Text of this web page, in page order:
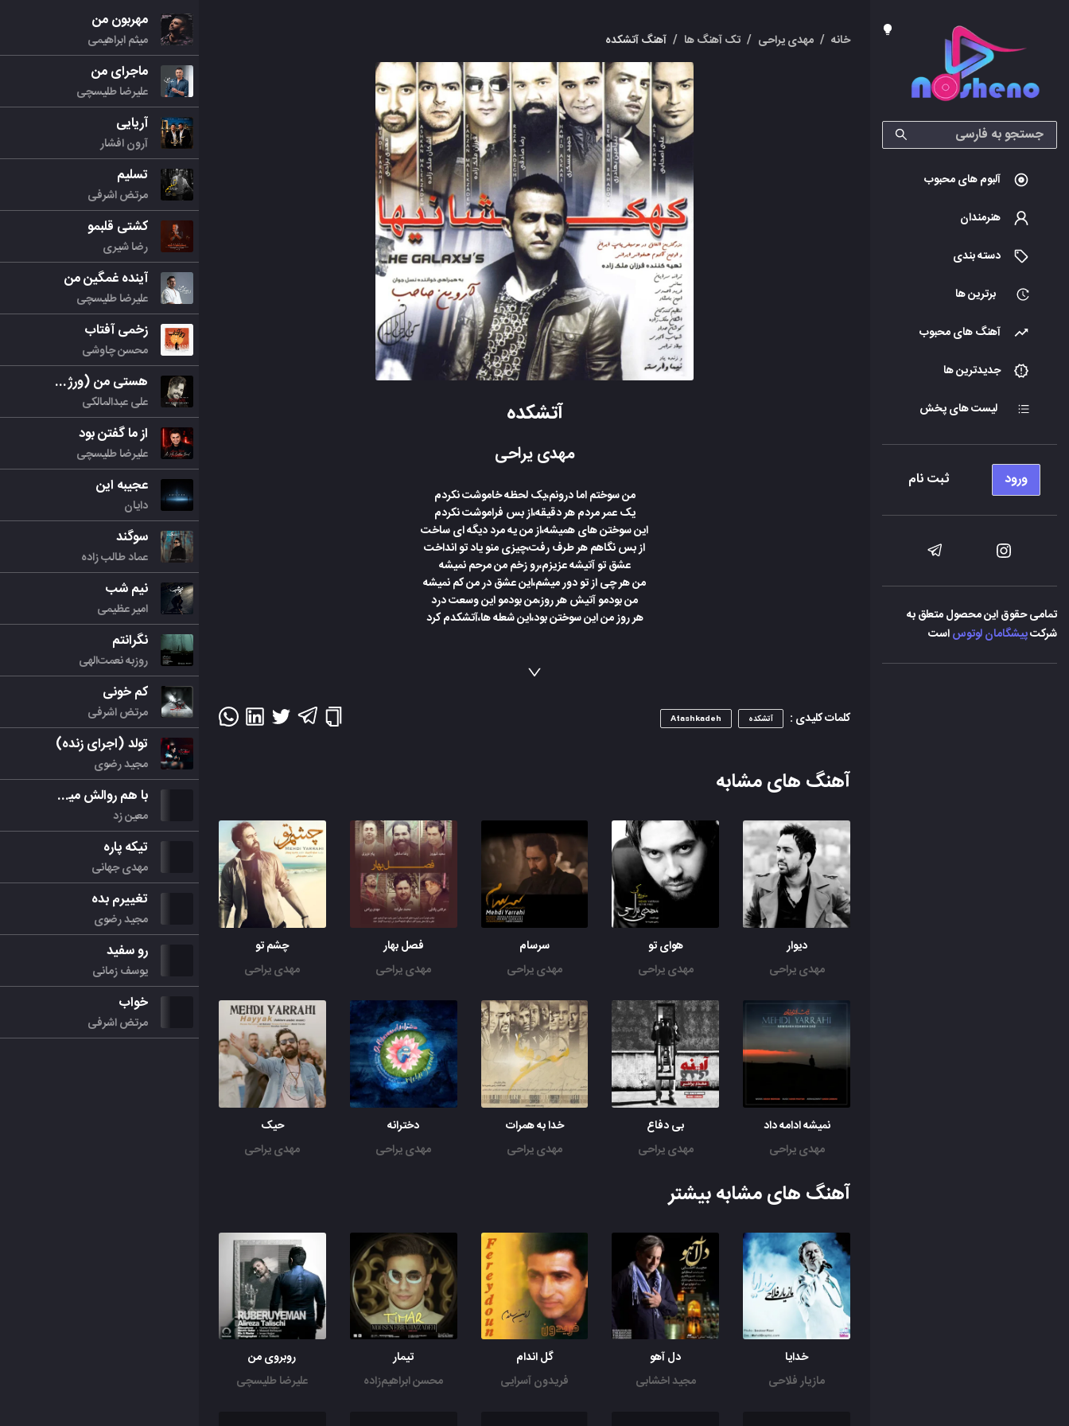
آلبوم های محبوب
هنرمندان
دسته بندی
برترین ها
آهنگ های محبوب
جدیدترین ها
لیست های پخش
ورود ثبت نام
تمامی حقوق این محصول متعلق به
شرکتپیشگامان لوتوساست
خانه / مهدی یراحی / تک آهنگ ها / آهنگ آتشکده
آتشکده
مهدی یراحی
من سوختم اما درونم،یک لحظه خاموشت نکردم
یک عمر مردم هر دقیقه،از بس فراموشت نکردم
این سوختن های همیشه،از من یه مرد دیگه ای ساخت
از بس نگاهم هر طرف رفت،چیزی منو یاد تو انداخت
عشق تو آتیشه عزیزم،رو زخم من مرحم نمیشه
من هر چی از تو دور میشم،این عشق در من کم نمیشه
من بودمو آتیش هر روز،من بودمو این وسعت درد
هر روز من این سوختن بود،این شعله ها،آتشکدم کرد
کلمات کلیدی : آتشکده Atashkadeh
آهنگ های مشابه
دیوار
مهدی یراحی
هوای تو
مهدی یراحی
سرسام
مهدی یراحی
فصل بهار
مهدی یراحی
چشم تو
مهدی یراحی
نمیشه ادامه داد
مهدی یراحی
بی دفاع
مهدی یراحی
خدا به همرات
مهدی یراحی
دخترانه
مهدی یراحی
حیک
مهدی یراحی
آهنگ های مشابه بیشتر
خدایا
مازیار فلاحی
دل آهو
مجید اخشابی
گل اندام
فریدون آسرایی
تیمار
محسن ابراهیم‌زاده
روبروی من
علیرضا طلیسچی
مهربون من
میثم ابراهیمی
ماجرای من
علیرضا طلیسچی
آریایی
آرون افشار
تسلیم
مرتض اشرفی
کشتی قلبمو
رضا شیری
آینده غمگین من
علیرضا طلیسچی
زخمی آفتاب
محسن چاوشی
هستی من (ورژن جدید)
علی عبدالمالکی
از ما گفتن بود
علیرضا طلیسچی
عجیبه این
دایان
سوگند
عماد طالب زاده
نیم شب
امیر عظیمی
نگرانتم
روزبه نعمت‌الهی
کم خونی
مرتض اشرفی
تولد (اجرای زنده)
مجید رضوی
با هم روالش میکنیم
معین زد
تیکه پاره
مهدی جهانی
تغییرم بده
مجید رضوی
رو سفید
یوسف زمانی
خواب
مرتض اشرفی